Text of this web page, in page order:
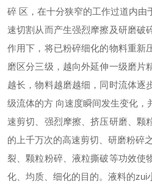
碎 区，在十分狭窄的工作过道内由
速切割从而产生强烈摩擦及研磨破
作用下，将已粉碎细化的物料重新
磨区分三级，越向外延伸一级磨片
越长，物料越磨越细，同时流体逐
级流体的方 向速度瞬间发生变化，
速剪切、强烈摩擦、挤压研磨、颗
的上千万次的高速剪切、研磨粉碎
裂、颗粒粉碎、液粒撕破等功效使
化、均质、细化的目的。液料的zui